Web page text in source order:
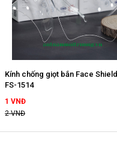
Kính chống giọt bắn Face Shield
FS-1514
1 VNĐ
2 VNĐ